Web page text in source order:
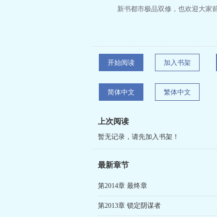
新书都市极品双修，也欢迎大家
开始阅读 加入书架
简体中文 繁体中文
上次阅读
暂无记录，请先加入书架！
最新章节
第2014章 最终章
第2013章 锁定阴谋者